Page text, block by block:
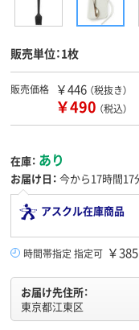
販売単位：1枚
販売価格 ￥446 （税抜き）
￥490 （税込）
在庫： あり
お届け日： 今から17時間17
アスクル在庫商品
時間帯指定 指定可 ￥385
お届け先住所：
東京都江東区